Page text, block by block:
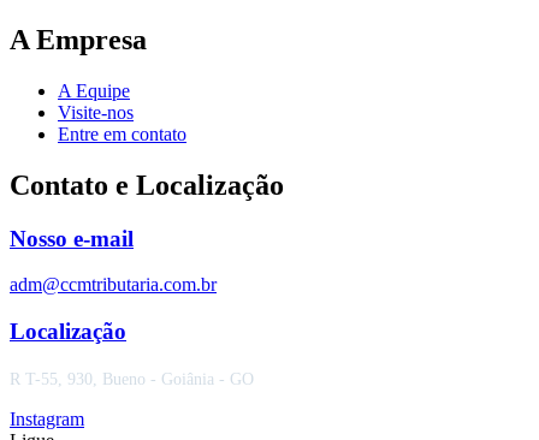
A Empresa
A Equipe
Visite-nos
Entre em contato
Contato e Localização
Nosso e-mail
adm@ccmtributaria.com.br
Localização
R T-55, 930, Bueno - Goiânia - GO
Instagram